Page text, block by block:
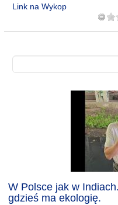
Link na Wykop
W Polsce jak w
gdzieś ma ekologię.